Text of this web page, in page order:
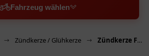
Fahrzeug wählen
Zündkerze / Glühkerze Zündkerze FQ5NPP332S von Bosch, Alternative: 1345086